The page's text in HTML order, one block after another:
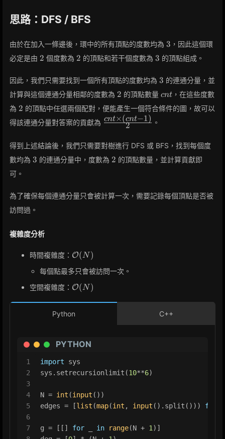
10^5
v_i
N
思路：DFS / BFS
由於在加入一條邊後，環中的所有頂點的度數均為 3
3 ，因此這個環
必定是由 2
2 個度數為 2
2 的頂點和若干個度數為 3
3 的頂點組成。
因此，我們只需要找到一個所有頂點的度數均為 3
3 的連通分量，並
計算與這個連通分量相鄰的度數為 2
2 的頂點數量 cnt
cnt ，在這些度數
為 2
2 的頂點中任選兩個配對，便能產生一個符合條件的圖，故可以
得該連通分量對答案的貢獻為 \frac{cnt
\times
(cnt - 1)}
{2}
2
cnt×(cnt−1) 。
得到上述結論後，我們只需要對樹進行 DFS 或 BFS，找到每個度
數均為 3
3 的連通分量中，度數為 2
2 的頂點數量，並計算貢獻即
可。
為了確保每個連通分量只會被計算一次，需要記錄每個頂點是否被
訪問過。
複雜度分析
時間複雜度： \mathcal{O}
O(N )
每個點最多只會被訪問一次。
空間複雜度： \mathcal{O}
O(N )
Python C++
PYTHON
1
2
3
4
5
6
7
import sys
sys.setrecursionlimit(10**6)
N = int (input ())
edges = [list (map(int , input ().split())) for
g = [[] for in range(N + 1 )]